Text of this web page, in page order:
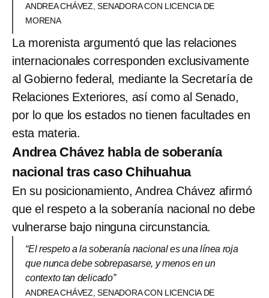
ANDREA CHÁVEZ, SENADORA CON LICENCIA DE
MORENA
La morenista argumentó que las relaciones
internacionales corresponden exclusivamente
al Gobierno federal, mediante la Secretaría de
Relaciones Exteriores, así como al Senado,
por lo que los estados no tienen facultades en
esta materia.
Andrea Chávez habla de soberanía
nacional tras caso Chihuahua
En su posicionamiento, Andrea Chávez afirmó
que el respeto a la soberanía nacional no debe
vulnerarse bajo ninguna circunstancia.
“El respeto a la soberanía nacional es una línea roja
que nunca debe sobrepasarse, y menos en un
contexto tan delicado”
ANDREA CHÁVEZ, SENADORA CON LICENCIA DE